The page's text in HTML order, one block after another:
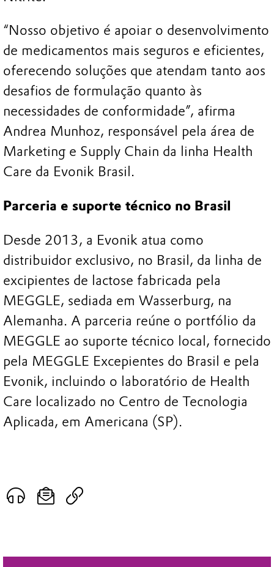
“Nosso objetivo é apoiar o desenvolvimento
de medicamentos mais seguros e eficientes,
oferecendo soluções que atendam tanto aos
desafios de formulação quanto às
necessidades de conformidade”, afirma
Andrea Munhoz, responsável pela área de
Marketing e Supply Chain da linha Health
Care da Evonik Brasil.
Parceria e suporte técnico no Brasil
Desde 2013, a Evonik atua como
distribuidor exclusivo, no Brasil, da linha de
excipientes de lactose fabricada pela
MEGGLE, sediada em Wasserburg, na
Alemanha. A parceria reúne o portfólio da
MEGGLE ao suporte técnico local, fornecido
pela MEGGLE Excepientes do Brasil e pela
Evonik, incluindo o laboratório de Health
Care localizado no Centro de Tecnologia
Aplicada, em Americana (SP).